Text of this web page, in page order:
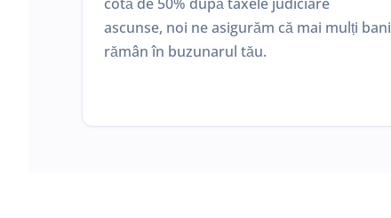
ascunse, noi ne asigurăm că mai mulți bani
rămân în buzunarul tău.